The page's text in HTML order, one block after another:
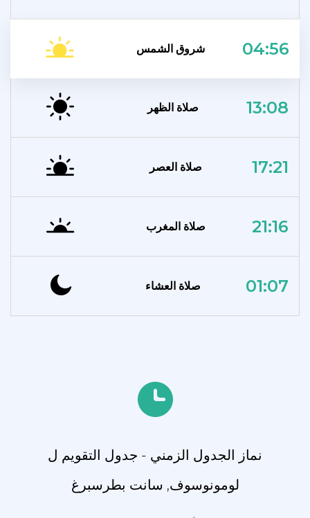
شروق الشمس 04:56
صلاة الظهر 13:08
صلاة العصر 17:21
صلاة المغرب 21:16
صلاة العشاء 01:07
نماز الجدول الزمني - جدول التقويم ل
لومونوسوف, سانت بطرسبرغ